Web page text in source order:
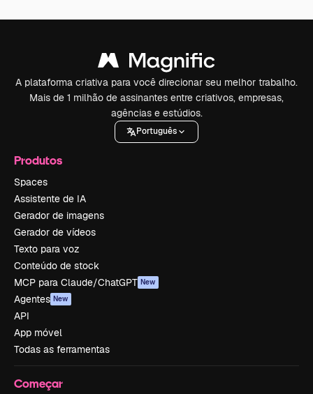
A plataforma criativa para você direcionar seu melhor trabalho.
Mais de 1 milhão de assinantes entre criativos, empresas,
agências e estúdios.
Português
Produtos
Spaces
Assistente de IA
Gerador de imagens
Gerador de vídeos
Texto para voz
Conteúdo de stock
MCP para Claude/ChatGPT New
Agentes New
API
App móvel
Todas as ferramentas
Começar